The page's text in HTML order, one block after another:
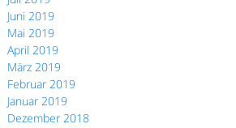
Juni 2019
Mai 2019
April 2019
März 2019
Februar 2019
Januar 2019
Dezember 2018